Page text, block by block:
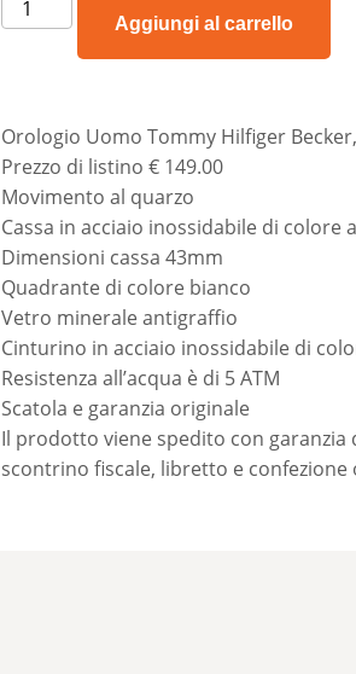
Aggiungi al carrello
Orologio Uomo Tommy Hilfiger
Prezzo di listino € 149.00
Movimento al quarzo
Cassa in acciaio inossidabile di colore
Dimensioni cassa 43mm
Quadrante di colore bianco
Vetro minerale antigraffio
Cinturino in acciaio inossidabile di
Resistenza all’acqua è di 5 ATM
Scatola e garanzia originale
Il prodotto viene spedito con
scontrino fiscale, libretto e confezione